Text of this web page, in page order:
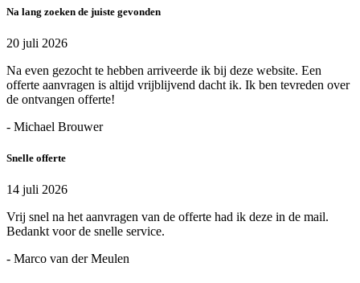
Na lang zoeken de juiste gevonden
20 juli 2026
Na even gezocht te hebben arriveerde ik bij deze website. Een
offerte aanvragen is altijd vrijblijvend dacht ik. Ik ben tevreden over
de ontvangen offerte!
- Michael Brouwer
Snelle offerte
14 juli 2026
Vrij snel na het aanvragen van de offerte had ik deze in de mail.
Bedankt voor de snelle service.
- Marco van der Meulen